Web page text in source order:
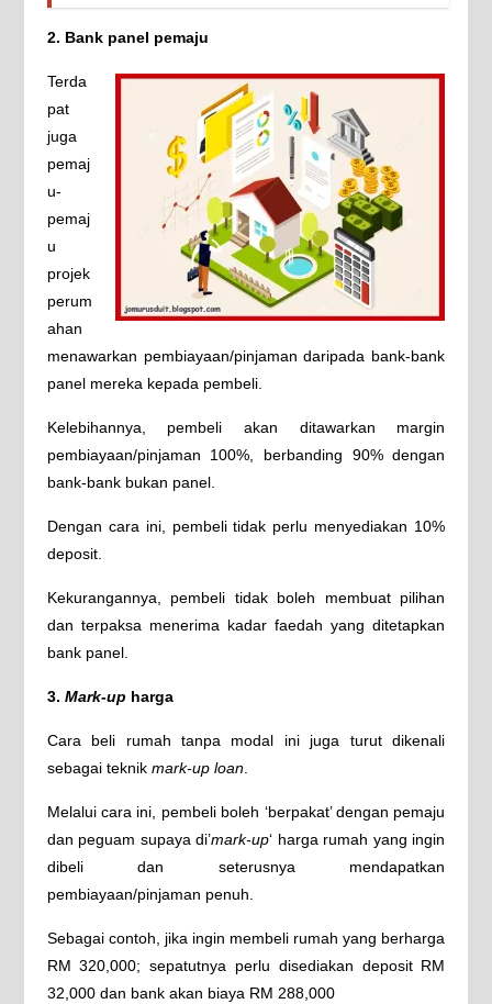
2. Bank panel pemaju
Terda
pat
juga
pemaj
u-
pemaj
u
projek
perum
ahan
menawarkan pembiayaan/pinjaman daripada bank-bank
panel mereka kepada pembeli.
Kelebihannya, pembeli akan ditawarkan margin
pembiayaan/pinjaman 100%, berbanding 90% dengan
bank-bank bukan panel.
Dengan cara ini, pembeli tidak perlu menyediakan 10%
deposit.
Kekurangannya, pembeli tidak boleh membuat pilihan
dan terpaksa menerima kadar faedah yang ditetapkan
bank panel.
3. Mark-up harga
Cara beli rumah tanpa modal ini juga turut dikenali
sebagai teknik mark-up loan.
Melalui cara ini, pembeli boleh ‘berpakat’ dengan pemaju
dan peguam supaya di’mark-up‘ harga rumah yang ingin
dibeli dan seterusnya mendapatkan
pembiayaan/pinjaman penuh.
Sebagai contoh, jika ingin membeli rumah yang berharga
RM 320,000; sepatutnya perlu disediakan deposit RM
32,000 dan bank akan biaya RM 288,000